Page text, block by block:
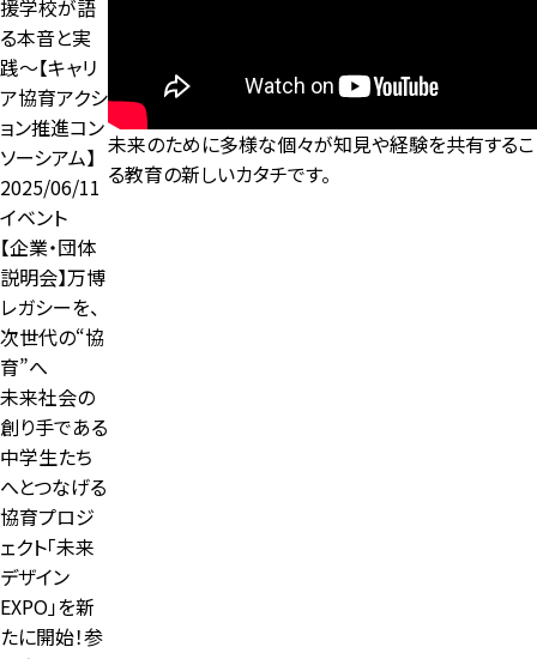
援学校が語
る本音と実
践～【キャリ
ア協育アクシ
ョン推進コン
ソーシアム】
2025/06/11
イベント
【企業・団体
説明会】万博
レガシーを、
次世代の“協
育”へ――
未来社会の
創り手である
中学生たち
へとつなげる
協育プロジ
ェクト「未来
デザイン
EXPO」を新
たに開始！参
未来のために多様な個々が知見や経験を共有するこ
る教育の新しいカタチです。